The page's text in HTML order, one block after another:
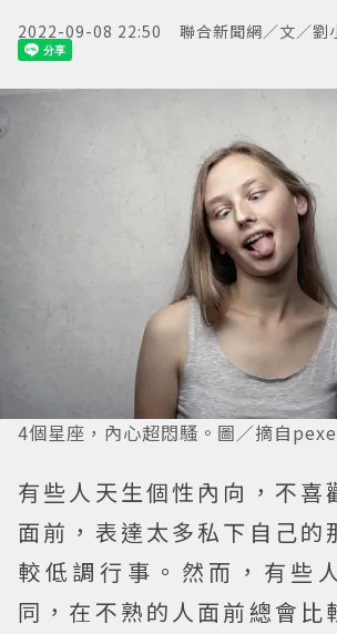
2022-09-08 22:50 聯合新聞網／文／劉
4個星座，內心超悶騷。圖／摘自
有些人天生個性內向，不喜
面前，表達太多私下自己的
較低調行事。然而，有些
同，在不熟的人面前總會比